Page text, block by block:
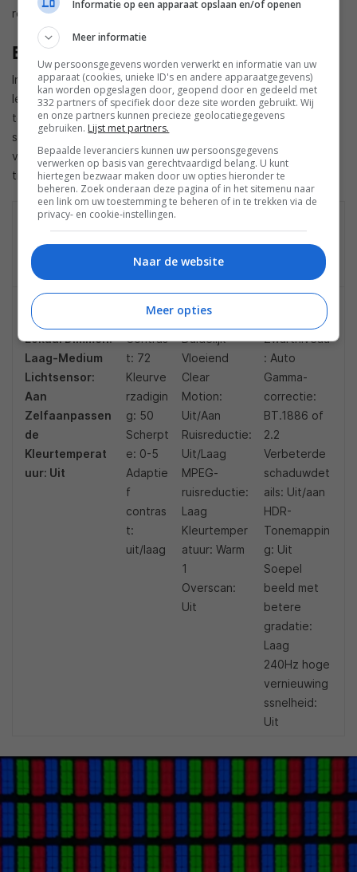
resultaat is echt wel ‘standaard’ de betere keuze.
Belangrijkste instellingen
In ons artikel over hetprofessioneel kalibreren van een tv
lees je alles over de mogelijkheden om met een professional
tot de beste beeldinstellingen te komen. Wil je zelf aan de
slag gaan, neem dan onzetips en advies sectie
vind je een uitleg over de belangrijkste beeldinstellingen en
tips voor het instellen van je tv.
Beeldmodusins
tellingen /
Achtergrondve
rlichting
Beeldm
odusins
nstellingen
de
instellingen
Achtergrondve
rlichting: 55
Lokaal Dimmen:
Laag-Medium
Lichtsensor:
Aan
Zelfaanpassen
de
Kleurtemperat
uur: Uit
Contras
t: 72
Kleurve
rzadigin
g: 50
Scherpt
e: 0-5
Adaptie
f
contras
t:
uit/laag
Motion:
Duidelijk-
Vloeiend
Clear
Motion:
Uit/Aan
Ruisreductie:
Uit/Laag
MPEG-
ruisreductie:
Laag
Kleurtemper
atuur: Warm
1
Overscan:
Uit
Kleurengam
Zwartniveau
: Auto
Gamma-
correctie:
BT.1886 of
2.2
Verbeterde
schaduwdet
ails: Uit/aan
HDR-
Tonemappin
g: Uit
Soepel
beeld met
betere
gradatie:
Laag
240Hz hoge
vernieuwing
ssnelheid:
Uit
Informatie op een apparaat opslaan en/of openen
Meer informatie
Uw persoonsgegevens worden verwerkt en informatie van uw
apparaat (cookies, unieke ID's en andere apparaatgegevens)
kan worden opgeslagen door, geopend door en gedeeld met
332 partners of specifiek door deze site worden gebruikt. Wij
en onze partners kunnen precieze geolocatiegegevens
gebruiken. Lijst met partners.
Bepaalde leveranciers kunnen uw persoonsgegevens
verwerken op basis van gerechtvaardigd belang. U kunt
hiertegen bezwaar maken door uw opties hieronder te
beheren. Zoek onderaan deze pagina of in het sitemenu naar
een link om uw toestemming te beheren of in te trekken via de
privacy- en cookie-instellingen.
Naar de website
Meer opties